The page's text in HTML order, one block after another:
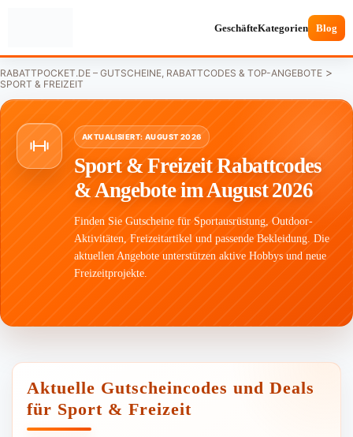
GeschäfteKategorien Blog
RABATTPOCKET.DE – GUTSCHEINE, RABATTCODES & TOP-ANGEBOTE >
SPORT & FREIZEIT
AKTUALISIERT: AUGUST 2026
Sport & Freizeit Rabattcodes
& Angebote im August 2026
Finden Sie Gutscheine für Sportausrüstung, Outdoor-
Aktivitäten, Freizeitartikel und passende Bekleidung. Die
aktuellen Angebote unterstützen aktive Hobbys und neue
Freizeitprojekte.
Aktuelle Gutscheincodes und Deals
für Sport & Freizeit